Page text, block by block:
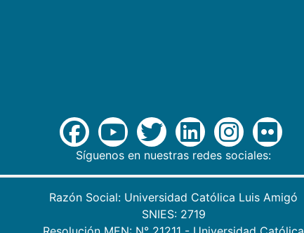
Síguenos en nuestras redes sociales:
Razón Social: Universidad Católica Luis Amigó
SNIES: 2719